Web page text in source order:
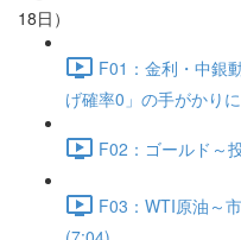
18日）
F01：金利・中銀
げ確率0」の手がかり
F02：ゴールド～
F03：WTI原油～